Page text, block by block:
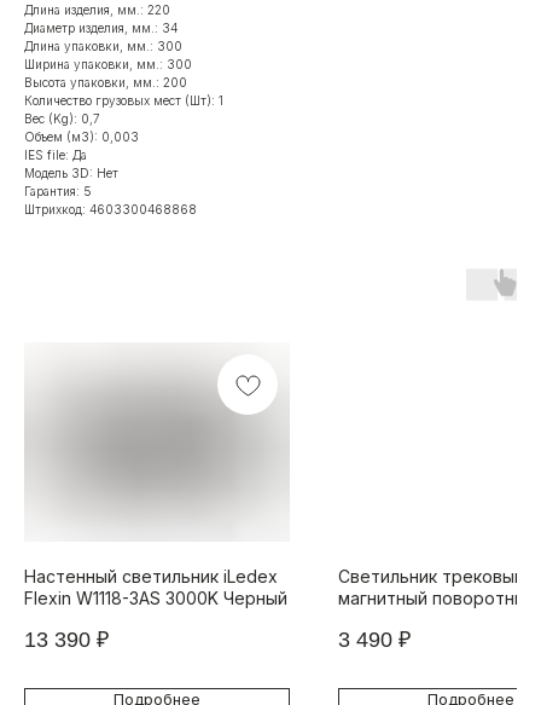
Длина изделия, мм.: 220
Диаметр изделия, мм.: 34
Длина упаковки, мм.: 300
Ширина упаковки, мм.: 300
Высота упаковки, мм.: 200
Количество грузовых мест (Шт): 1
Вес (Kg): 0,7
Объем (м3): 0,003
IES file: Да
Модель 3D: Нет
Гарантия: 5
Штрихкод: 4603300468868
Настенный светильник iLedex
Flexin W1118-3AS 3000K Черный
13 390 ₽
Подробнее
Светильник трековый
магнитный поворотный
D60-10W-36DG-4000K-
3 490 ₽
Подробнее